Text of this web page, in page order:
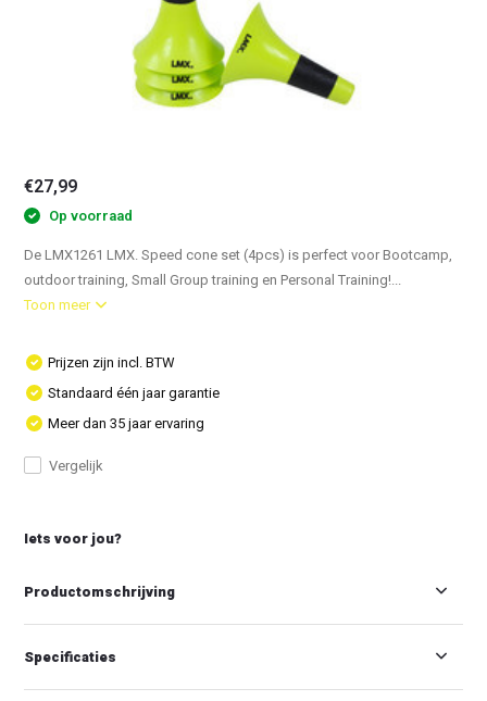
€27,99
Op voorraad
De LMX1261 LMX. Speed cone set (4pcs) is perfect voor Bootcamp,
outdoor training, Small Group training en Personal Training!...
Toon meer
Prijzen zijn incl. BTW
Standaard één jaar garantie
Meer dan 35 jaar ervaring
Vergelijk
Productomschrijving
Iets voor jou?
Specificaties